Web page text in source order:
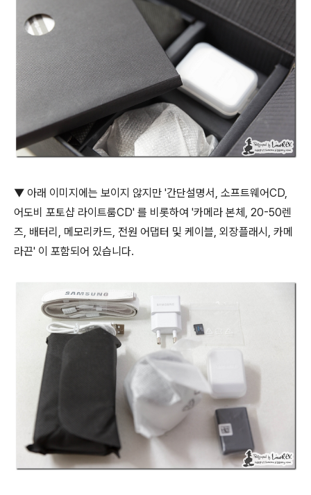
▼ 아래 이미지에는 보이지 않지만 '간단설명서, 소프트웨어CD,
어도비 포토샵 라이트룸CD' 를 비롯하여 '카메라 본체, 20-50렌
즈, 배터리, 메모리카드, 전원 어댑터 및 케이블, 외장플래시, 카메
라끈' 이 포함되어 있습니다.